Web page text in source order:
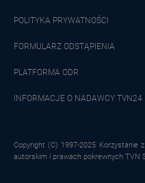
POLITYKA PRYWATNOŚCI
FORMULARZ ODSTĄPIENIA
PLATFORMA ODR
INFORMACJE O NADAWCY TVN24
Copyright (C) 1997-2025
autorskim i prawach pokrewnych TVN